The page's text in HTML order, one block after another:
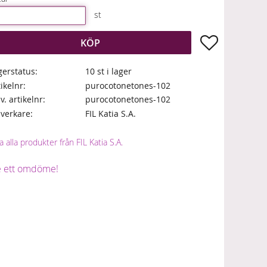
st
KÖP Lägg till i
10 st i lager
purocotonetones-102
artikelnr
purocotonetones-102
FIL Katia S.A.
alla produkter från FIL Katia S.A.
ett omdöme!